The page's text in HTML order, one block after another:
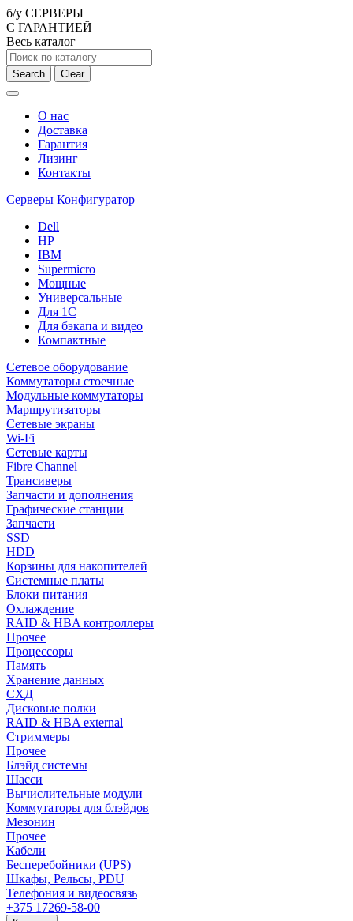
б/у СЕРВЕРЫ
С ГАРАНТИЕЙ
Весь каталог
Search Clear
О нас
Доставка
Гарантия
Лизинг
Контакты
Серверы Конфигуратор
Dell
HP
IBM
Supermicro
Мощные
Универсальные
Для 1С
Для бэкапа и видео
Компактные
Сетевое оборудование
Коммутаторы стоечные
Модульные коммутаторы
Маршрутизаторы
Сетевые экраны
Wi-Fi
Сетевые карты
Fibre Channel
Трансиверы
Запчасти и дополнения
Графические станции
Запчасти
SSD
HDD
Корзины для накопителей
Системные платы
Блоки питания
Охлаждение
RAID & HBA контроллеры
Прочее
Процессоры
Память
Хранение данных
СХД
Дисковые полки
RAID & HBA external
Стриммеры
Прочее
Блэйд системы
Шасси
Вычислительные модули
Коммутаторы для блэйдов
Мезонин
Прочее
Кабели
Бесперебойники (UPS)
Шкафы, Рельсы, PDU
Телефония и видеосвязь
+375 17269-58-00